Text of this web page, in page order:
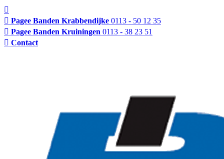
Pagee Banden Krabbendijke 0113 - 50 12 35
Pagee Banden Kruiningen 0113 - 38 23 51
Contact